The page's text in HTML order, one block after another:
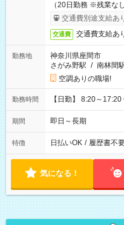
（20日勤務 ※残業な
円となります。
交通費別途支給あ
交通費 交通費支給あ
勤務地
神奈川県座間市
さがみ野駅 / 南林間
空調ありの職場!
勤務時間 【日勤】 8:20～
期間 即日～長期
特徴 日払いOK / 履歴書不
気になる！